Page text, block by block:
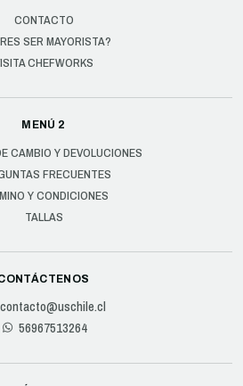
CONTACTO
SER MAYORISTA?
CHEFWORKS
MENÚ 2
CAMBIO Y DEVOLUCIONES
FRECUENTES
Y CONDICIONES
TALLAS
contacto@uschile.cl
56967513264